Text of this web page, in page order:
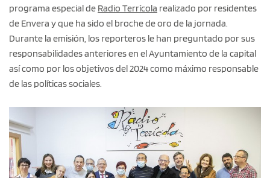
programa especial de Radio Terrícola realizado por residentes
de Envera y que ha sido el broche de oro de la jornada.
Durante la emisión, los reporteros le han preguntado por sus
responsabilidades anteriores en el Ayuntamiento de la capital
así como por los objetivos del 2024 como máximo responsable
de las políticas sociales.